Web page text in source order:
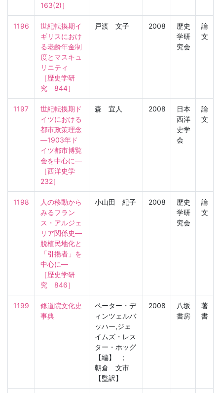
163(2)］
1196
世紀転換期イ
ギリスにおけ
る老齢年金制
度とマスキュ
リニティ
［歴史学研
究　844］
戸渡 文子 2008
歴史
学研
究会
論
文
1197
世紀転換期ド
イツにおける
都市政策理念
―1903年ド
イツ都市博覧
会を中心に―
［西洋史学
232］
森 宜人 2008
日本
西洋
史学
会
論
文
1198
人の移動から
みるフラン
ス・アルジェ
リア関係史―
脱植民地化と
「引揚者」を
中心に―
［歴史学研
究　846］
小山田 紀子 2008
歴史
学研
究会
論
文
1199
修道院文化史
事典
ペーター・デ
ィンツェルバ
ッハー,ジェ
イムズ・レス
ター・ホッグ
【編】 ;
朝倉 文市
【監訳】
2008
八坂
書房
著
書